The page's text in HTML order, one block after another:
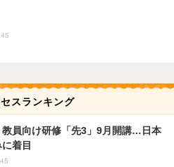
スランキング
教員向け研修「先3」9月開講…日本
着目